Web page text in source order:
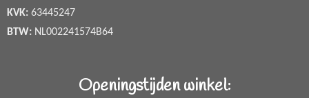
KVK: 63445247
BTW: NL002241574B64
Openingstijden winkel: